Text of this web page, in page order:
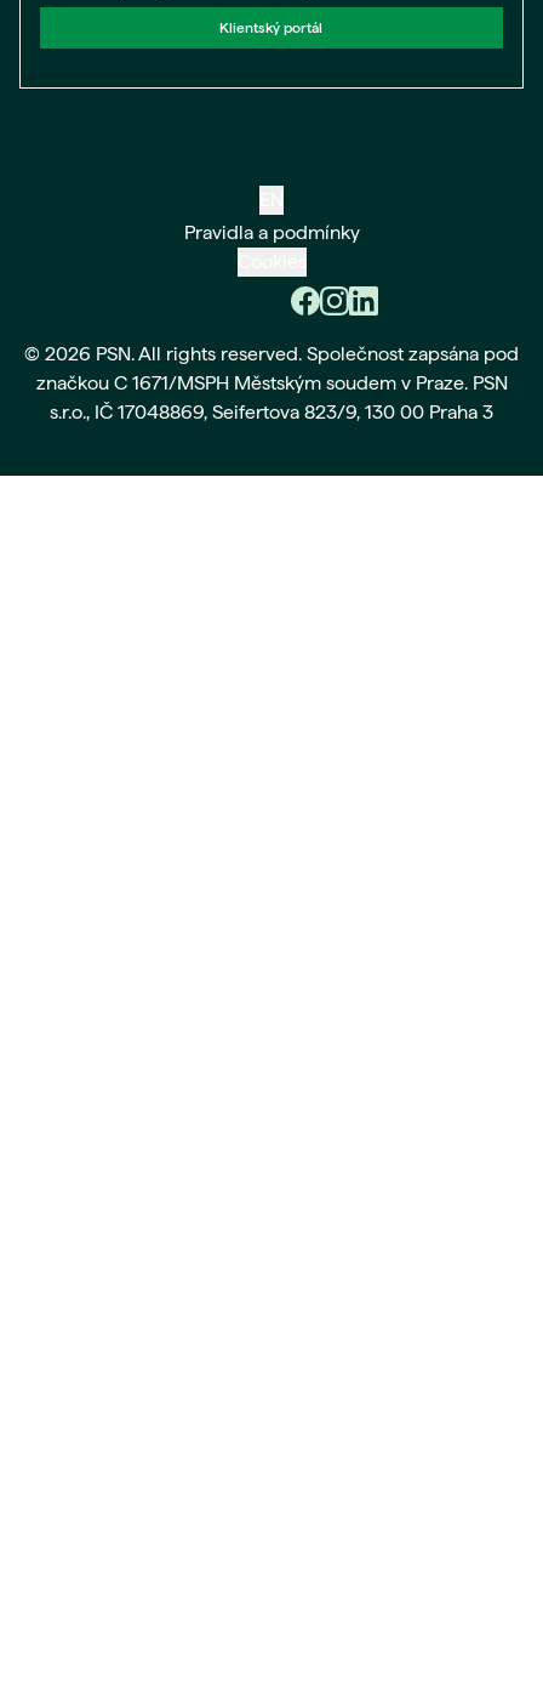
Klientský portál
Pravidla a podmínky
© 2026 PSN. All rights reserved. Společnost zapsána pod
značkou C 1671/MSPH Městským soudem v Praze. PSN
s.r.o., IČ 17048869, Seifertova 823/9, 130 00 Praha 3